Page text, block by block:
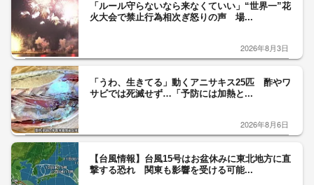
「ルール守らないなら来なくていい」“世界一”花
火大会で禁止行為相次ぎ怒りの声 場...
2026年8月3日
「うわ、生きてる」動くアニサキス25匹 酢やワ
サビでは死滅せず…「予防には加熱と...
2026年8月6日
【台風情報】台風15号はお盆休みに東北地方に直
撃する恐れ 関東も影響を受ける可能...